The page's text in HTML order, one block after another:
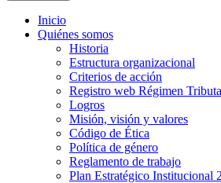
Inicio
Quiénes somos
Historia
Estructura organizacional
Criterios de acción
Registro web Régimen
Logros
Misión, visión y valores
Código de Ética
Política de género
Reglamento de trabajo
Plan Estratégico Institucional